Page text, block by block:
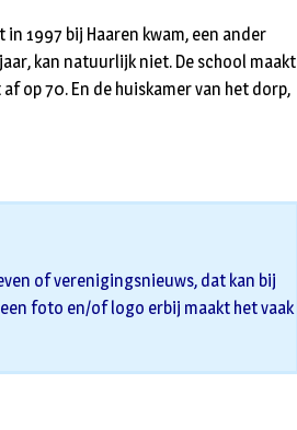
1997 bij Haaren kwam, een ander
kan natuurlijk niet. De school maakt
op 70. En de huiskamer van het dorp,
of verenigingsnieuws, dat kan bij
foto en/of logo erbij maakt het vaak